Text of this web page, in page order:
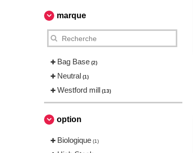
marque
Bag Base (2)
Neutral (1)
Westford mill (13)
option
Biologique (1)